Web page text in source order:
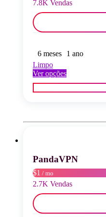
produto
7.8K Vendas
6 meses
1 ano
Limpo
Ver opçõesEste
produto
tem
na
página
do
produto
PandaVPN
$1 / mo
2.7K Vendas